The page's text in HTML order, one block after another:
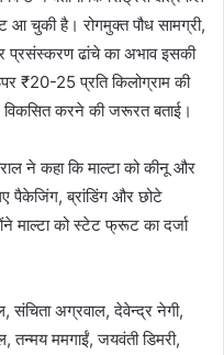
चुकी है। रोगमुक्त पौध सामग्री,
प्रसंस्करण ढांचे का अभाव इसकी
₹20-25 प्रति किलोग्राम की
विकसित करने की जरूरत बताई।
ने कहा कि माल्टा को कीनू और
पैकेजिंग, ब्रांडिंग और छोटे
माल्टा को स्टेट फ्रूट का दर्जा
संचिता अग्रवाल, देवेन्द्र नेगी,
तन्मय ममगाईं, जयवंती डिमरी,